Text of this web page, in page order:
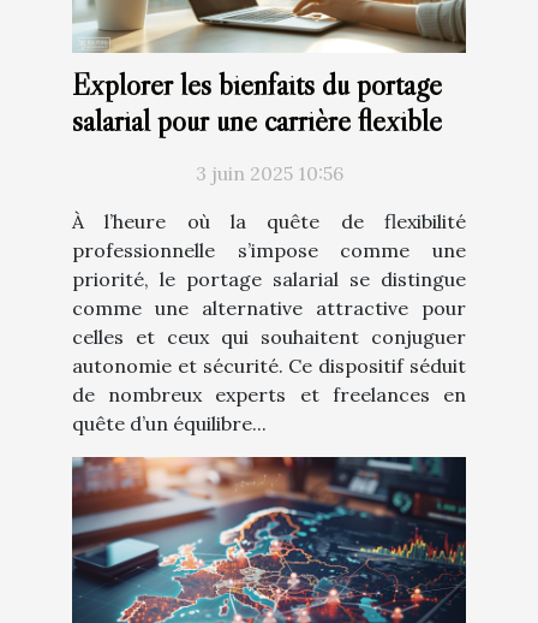
Explorer les bienfaits du portage
salarial pour une carrière flexible
3 juin 2025 10:56
À l’heure où la quête de flexibilité
professionnelle s’impose comme une
priorité, le portage salarial se distingue
comme une alternative attractive pour
celles et ceux qui souhaitent conjuguer
autonomie et sécurité. Ce dispositif séduit
de nombreux experts et freelances en
quête d’un équilibre...